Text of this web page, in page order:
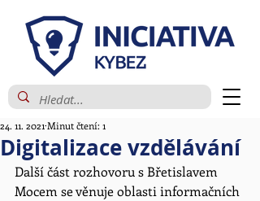
Digitalizace vzdělávání
24. 11. 2021 Minut čtení: 1
Další část rozhovoru s Břetislavem
Mocem se věnuje oblasti informačních